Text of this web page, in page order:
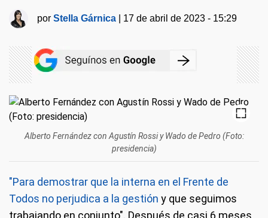
porStella Gárnica 17 de abril de 2023 - 15:29
Alberto Fernández con Agustín Rossi y Wado de Pedro (Foto:
presidencia)
"Para demostrar que la interna en el Frente de
Todos no perjudica a la gestión y que seguimos
trabajando en conjunto". Después de casi 6 meses